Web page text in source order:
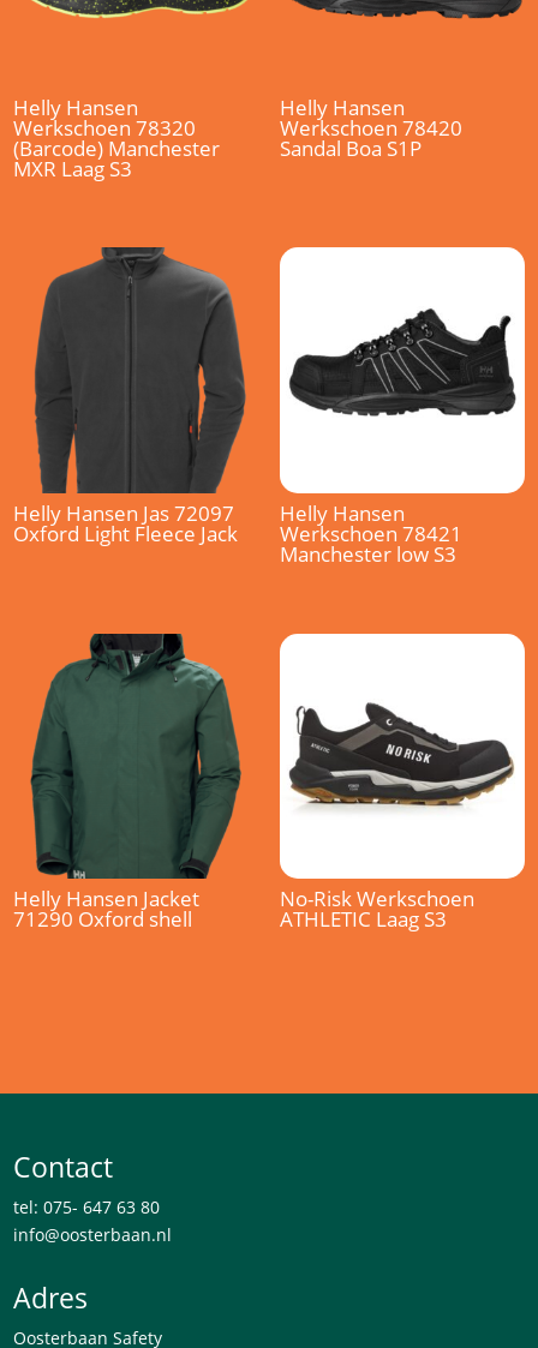
Helly Hansen
Werkschoen 78320
(Barcode) Manchester
MXR Laag S3
Helly Hansen
Werkschoen 78420
Sandal Boa S1P
Helly Hansen Jas 72097
Oxford Light Fleece Jack
Helly Hansen
Werkschoen 78421
Manchester low S3
Helly Hansen Jacket
71290 Oxford shell
No-Risk Werkschoen
ATHLETIC Laag S3
Contact
tel: 075- 647 63 80
info@oosterbaan.nl
Adres
Oosterbaan Safety